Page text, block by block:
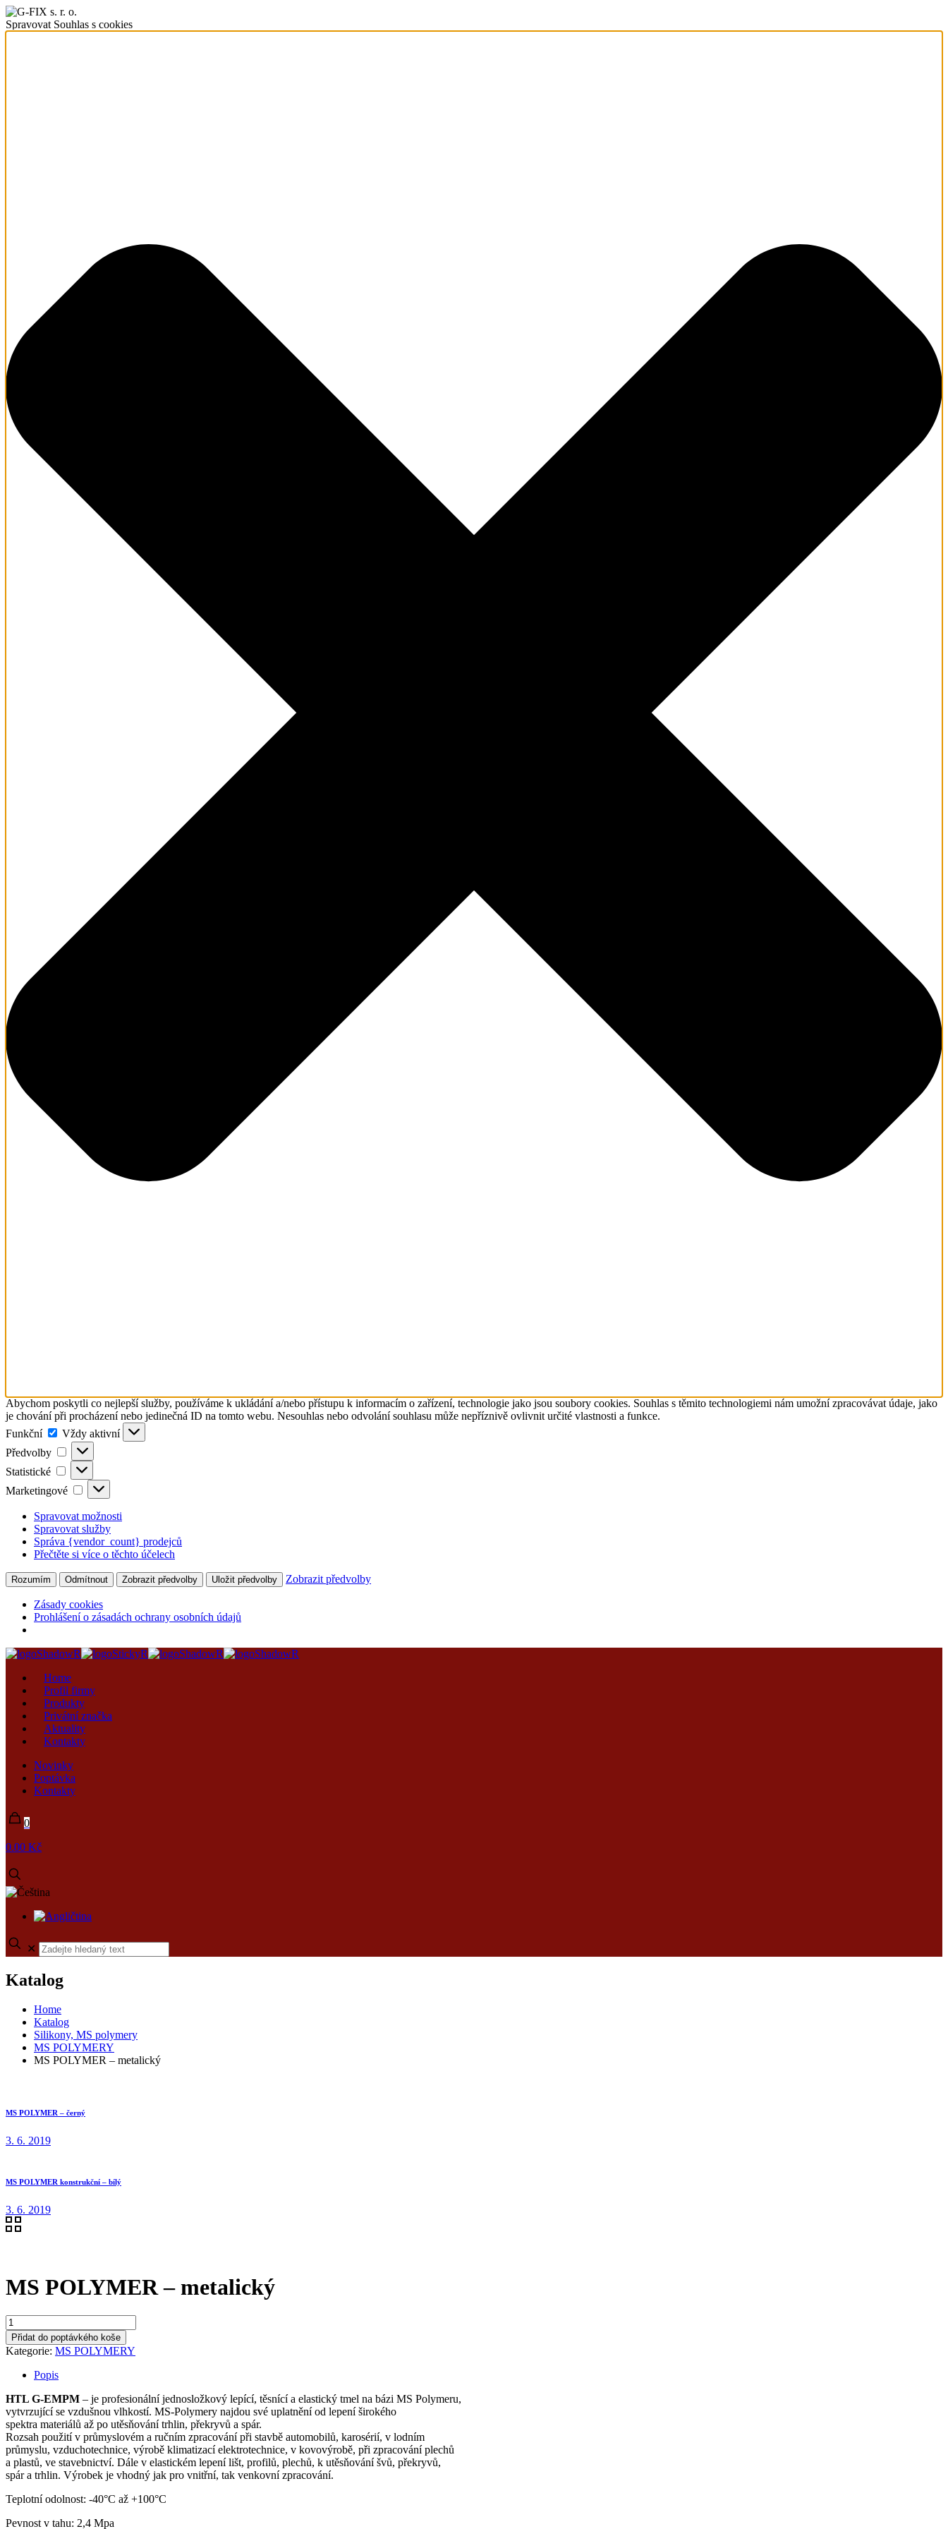
Spravovat Souhlas s cookies
Abychom poskytli co nejlepší služby, používáme k ukládání a/nebo přístupu k informacím o zařízení, technologie jako jsou soubory cookies. Souhlas s těmito technologiemi nám umožní zpracovávat údaje, jako
je chování při procházení nebo jedinečná ID na tomto webu. Nesouhlas nebo odvolání souhlasu může nepříznivě ovlivnit určité vlastnosti a funkce.
Funkční
Funkční
Vždy aktivní
Předvolby
Předvolby
Statistické Statistické
Marketingové Marketingové
Spravovat možnosti
Spravovat služby
Správa {vendor_count} prodejců
Přečtěte si více o těchto účelech
Rozumím Odmítnout Zobrazit předvolby Uložit předvolby Zobrazit předvolby
Zásady cookies
Prohlášení o zásadách ochrany osobních údajů
Home
Profil firmy
Produkty
Privátní značka
Aktuality
Kontakty
Novinky
Poptávka
Kontakty
0
0.00 Kč
✕
Katalog
Home
Katalog
Silikony, MS polymery
MS POLYMERY
MS POLYMER – metalický
MS POLYMER – černý
3. 6. 2019
MS POLYMER konstrukční – bílý
3. 6. 2019
MS POLYMER – metalický
MS
POLYMER
-
metalický
množství
Přidat do poptávkého koše
Kategorie: MS POLYMERY
Popis
HTL G-EMPM – je profesionální jednosložkový lepící, těsnící a elastický tmel na bázi MS Polymeru,
vytvrzující se vzdušnou vlhkostí. MS-Polymery najdou své uplatnění od lepení širokého
spektra materiálů až po utěsňování trhlin, překryvů a spár.
Rozsah použití v průmyslovém a ručním zpracování při stavbě automobilů, karosérií, v lodním
průmyslu, vzduchotechnice, výrobě klimatizací elektrotechnice, v kovovýrobě, při zpracování plechů
a plastů, ve stavebnictví. Dále v elastickém lepení lišt, profilů, plechů, k utěsňování švů, překryvů,
spár a trhlin. Výrobek je vhodný jak pro vnitřní, tak venkovní zpracování.
Teplotní odolnost: -40°C až +100°C
Pevnost v tahu: 2,4 Mpa